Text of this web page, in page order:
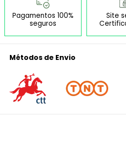
Pagamentos 100%
seguros
Site
Métodos de Envio